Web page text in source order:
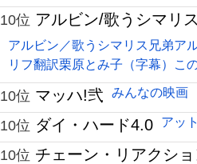
10位 アルビン/歌うシマリ
アルビン／歌うシマリス兄弟ア
リフ翻訳栗原とみ子（字幕）こ
10位 マッハ!弐 みんなの映画
10位 ダイ・ハード4.0 アッ
10位 チェーン・リアクシ